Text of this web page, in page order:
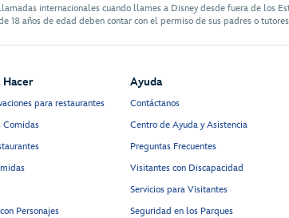
internacionales cuando llames a Disney desde fuera de los
18 años de edad deben contar con el permiso de sus padres o
Hacer
para restaurantes
Comidas
Personajes
Ayuda
Contáctanos
Centro de Ayuda y Asistencia
Preguntas Frecuentes
Visitantes con Discapacidad
Servicios para Visitantes
Seguridad en los Parques